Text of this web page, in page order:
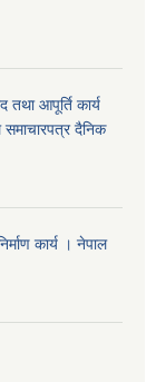
आपूर्ति कार्य
दैनिक
कार्य । नेपाल